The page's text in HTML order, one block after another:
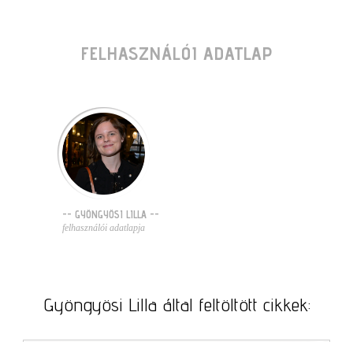
FELHASZNÁLÓI ADATLAP
-- GYÖNGYÖSI LILLA --
felhasználói adatlapja
Gyöngyösi Lilla által feltöltött cikkek: